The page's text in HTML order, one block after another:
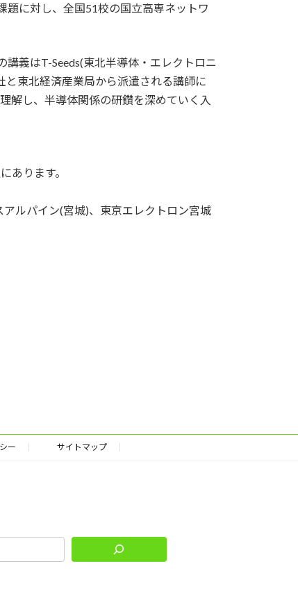
に対し、全国51校の国立高専ネットワ
義はT-Seeds(東北半導体・エレクトロニ
東北経済産業局から派遣される講師に
解し、半導体関係の研鑽を深めていく入
あります。
ルパイン(宮城)、東京エレクトロン宮城
ー サイトマップ